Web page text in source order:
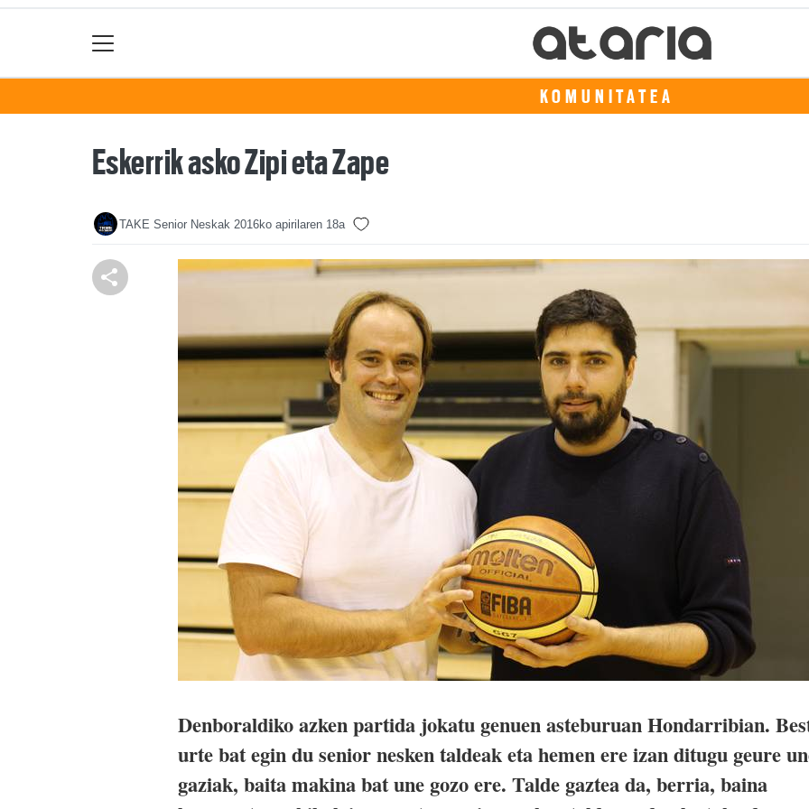
KOMUNITATEA
Eskerrik asko Zipi eta Zape
TAKE Senior Neskak 2016ko apirilaren 18a
Denboraldiko azken partida jokatu genuen asteburuan Hondarribian.
urte bat egin du senior nesken taldeak eta hemen ere izan ditugu geure
gaziak, baita makina bat une gozo ere. Talde gaztea da, berria, baina